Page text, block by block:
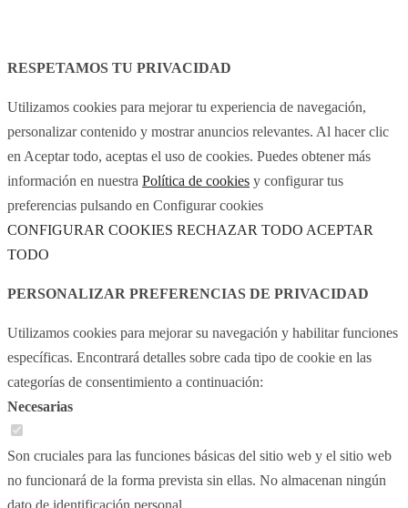
RESPETAMOS TU PRIVACIDAD
Utilizamos cookies para mejorar tu experiencia de navegación,
personalizar contenido y mostrar anuncios relevantes. Al hacer clic
en Aceptar todo, aceptas el uso de cookies. Puedes obtener más
información en nuestra Política de cookies y configurar tus
preferencias pulsando en Configurar cookies
CONFIGURAR COOKIES RECHAZAR TODO ACEPTAR
TODO
PERSONALIZAR PREFERENCIAS DE PRIVACIDAD
Utilizamos cookies para mejorar su navegación y habilitar funciones
específicas. Encontrará detalles sobre cada tipo de cookie en las
categorías de consentimiento a continuación:
Necesarias
Son cruciales para las funciones básicas del sitio web y el sitio web
no funcionará de la forma prevista sin ellas. No almacenan ningún
dato de identificación personal.